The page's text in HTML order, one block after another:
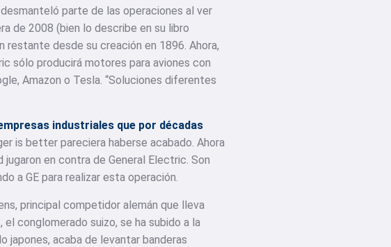
parte de las operaciones al ver
de 2008 (bien lo describe en su libro
restante desde su creación en 1896. Ahora,
sólo producirá motores para aviones con
Amazon o Tesla. “Soluciones diferentes
industriales que por décadas
is better pareciera haberse acabado. Ahora
en contra de General Electric. Son
a GE para realizar esta operación.
principal competidor alemán que lleva
conglomerado suizo, se ha subido a la
japones, acaba de levantar banderas